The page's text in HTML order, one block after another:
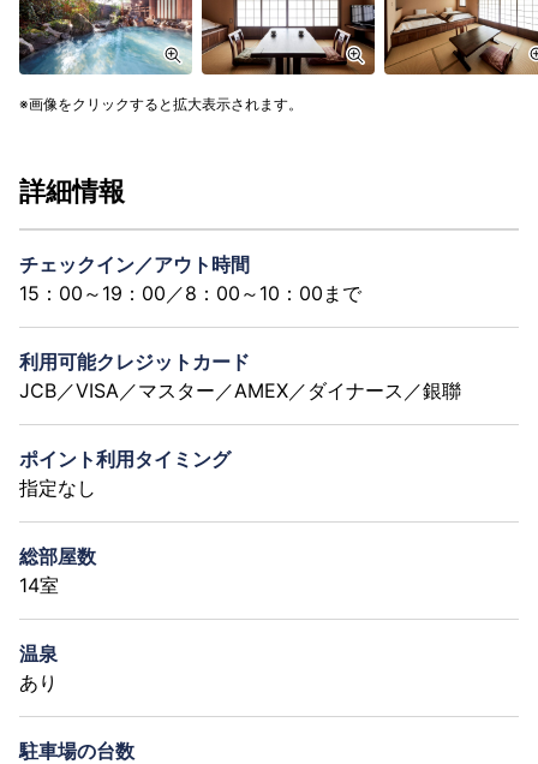
画像をクリックすると拡大表示されます。
詳細情報
チェックイン／アウト時間
15：00～19：00／8：00～10：00まで
利用可能クレジットカード
JCB／VISA／マスター／AMEX／ダイナース／銀聯
ポイント利用タイミング
指定なし
総部屋数
14室
温泉
あり
駐車場の台数